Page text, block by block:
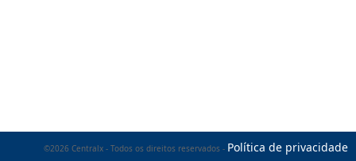
©2026 Centralx - Todos os direitos reservados - Política de privacidade